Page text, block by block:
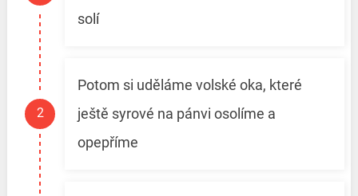
solí
Potom si uděláme volské oka, které
ještě syrové na pánvi osolíme a
opepříme